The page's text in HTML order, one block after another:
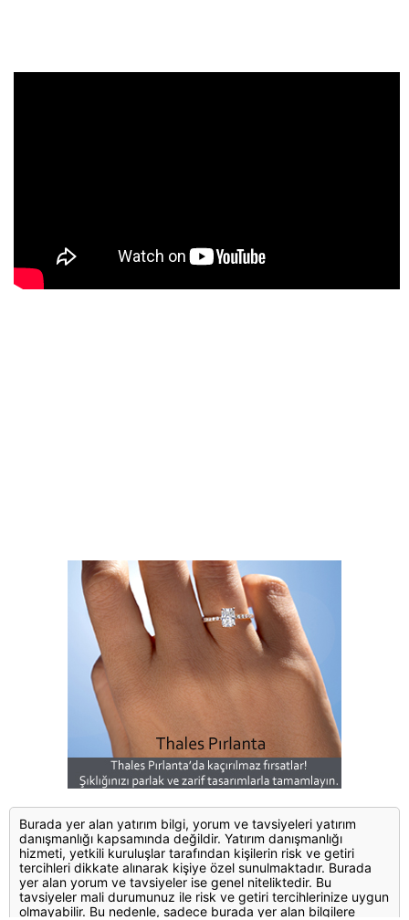
Burada yer alan yatırım bilgi, yorum ve tavsiyeleri yatırım
danışmanlığı kapsamında değildir. Yatırım danışmanlığı
hizmeti, yetkili kuruluşlar tarafından kişilerin risk ve getiri
tercihleri dikkate alınarak kişiye özel sunulmaktadır. Burada
yer alan yorum ve tavsiyeler ise genel niteliktedir. Bu
tavsiyeler mali durumunuz ile risk ve getiri tercihlerinize uygun
olmayabilir. Bu nedenle, sadece burada yer alan bilgilere